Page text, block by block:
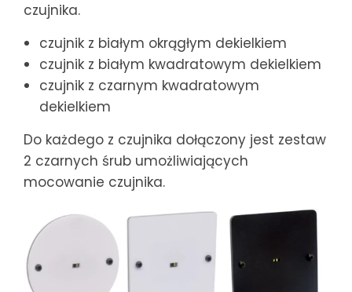
czujnika.
czujnik z białym okrągłym dekielkiem
czujnik z białym kwadratowym dekielkiem
czujnik z czarnym kwadratowym
dekielkiem
Do każdego z czujnika dołączony jest zestaw
2 czarnych śrub umożliwiających
mocowanie czujnika.